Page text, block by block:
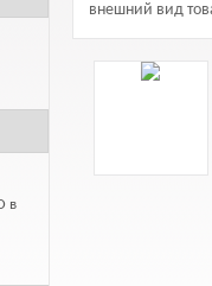
в
внешний вид